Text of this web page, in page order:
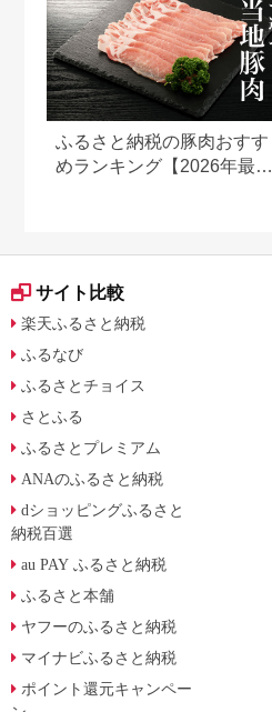
ふるさと納税の豚肉おすす
めランキング【2026年最新
サイト比較
楽天ふるさと納税
ふるなび
ふるさとチョイス
さとふる
ふるさとプレミアム
ANAのふるさと納税
dショッピングふるさと
納税百選
au PAY ふるさと納税
ふるさと本舗
ヤフーのふるさと納税
マイナビふるさと納税
ポイント還元キャンペー